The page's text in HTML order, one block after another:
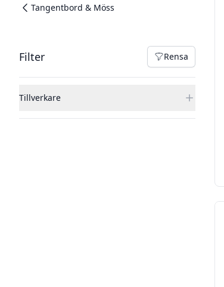
Tangentbord & Möss
Filter
Filter Rensa filter
Rensa
Tillverkare